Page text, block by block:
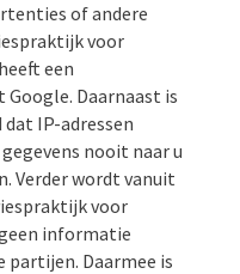
of andere
voor
een
Daarnaast is
IP-adressen
nooit naar u
Verder wordt vanuit
voor
informatie
partijen. Daarmee is